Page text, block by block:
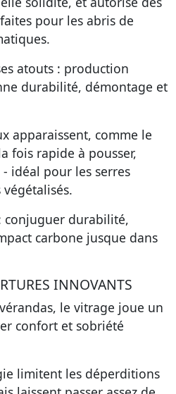
pour les abris de
atouts : production
durabilité, démontage et
apparaissent, comme le
fois rapide à pousser,
idéal pour les serres
conjuguer durabilité,
carbone jusque dans
INNOVANTS
le vitrage joue un
confort et sobriété
limitent les déperditions